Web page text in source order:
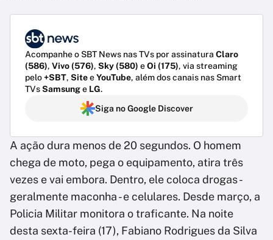
Acompanhe o SBT News nas TVs por assinatura Claro
(586), Vivo (576), Sky (580) eOi (175), via streaming
pelo+SBT, SiteeYouTube, além dos canais nas Smart
TVsSamsunge LG.
Siga no Google Discover
A ação dura menos de 20 segundos. O homem
chega de moto, pega o equipamento, atira três
vezes e vai embora. Dentro, ele coloca drogas -
geralmente maconha - e celulares. Desde março, a
Policia Militar monitora o traficante. Na noite
desta sexta-feira (17), Fabiano Rodrigues da Silva